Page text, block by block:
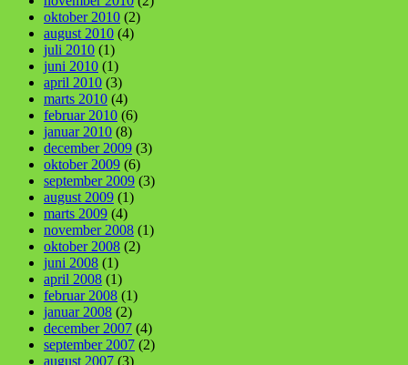
oktober 2010 (2)
august 2010 (4)
juli 2010 (1)
juni 2010 (1)
april 2010 (3)
marts 2010 (4)
februar 2010 (6)
januar 2010 (8)
december 2009 (3)
oktober 2009 (6)
september 2009 (3)
august 2009 (1)
marts 2009 (4)
november 2008 (1)
oktober 2008 (2)
juni 2008 (1)
april 2008 (1)
februar 2008 (1)
januar 2008 (2)
december 2007 (4)
september 2007 (2)
august 2007 (3)